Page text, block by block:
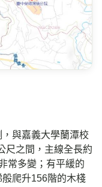
與嘉義大學蘭潭校
尺之間，主線全長約
常多變；有平緩的
爬升156階的木棧